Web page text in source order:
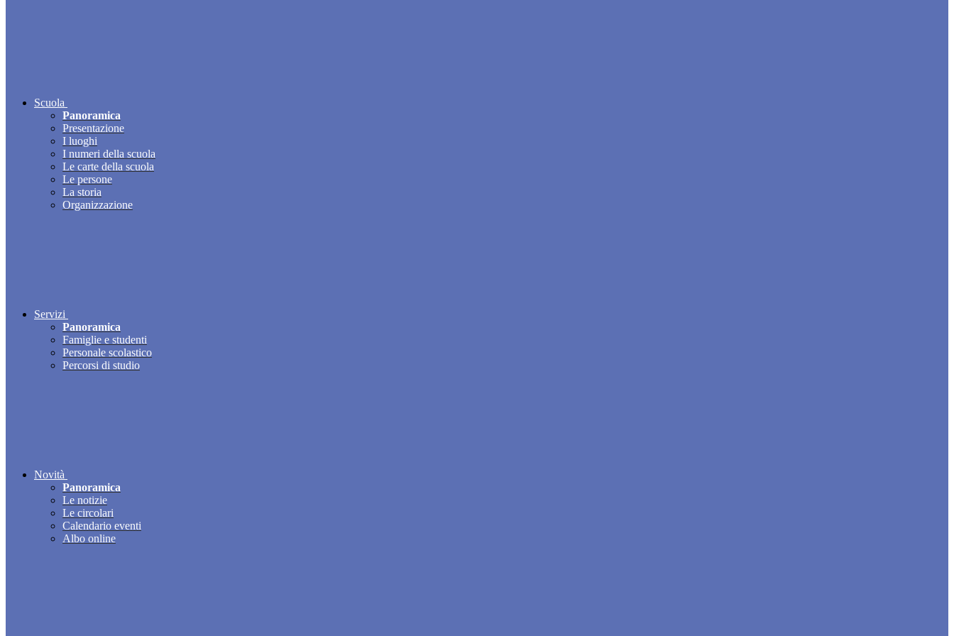
Scuola
Panoramica
Presentazione
I luoghi
I numeri della scuola
Le carte della scuola
Le persone
La storia
Organizzazione
Servizi
Panoramica
Famiglie e studenti
Personale scolastico
Percorsi di studio
Novità
Panoramica
Le notizie
Le circolari
Calendario eventi
Albo online